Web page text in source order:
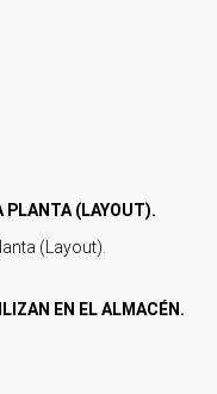
PLANTA (LAYOUT).
(Layout).
EN EL ALMACÉN.